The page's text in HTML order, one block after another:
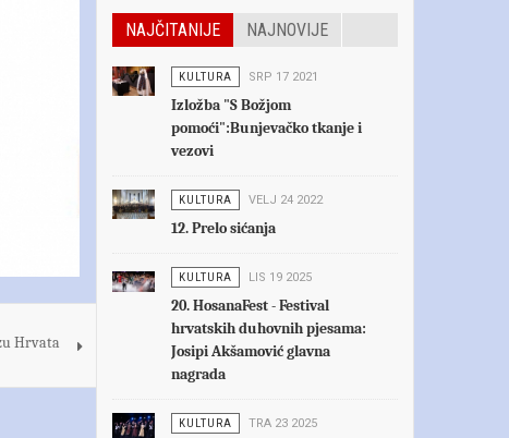
Hrvata
NAJČITANIJE NAJNOVIJE
KULTURA SRP 17 2021
Izložba "S Božjom
pomoći":Bunjevačko tkanje i
vezovi
KULTURA VELJ 24 2022
12. Prelo sićanja
KULTURA LIS 19 2025
20. HosanaFest - Festival
hrvatskih duhovnih pjesama:
Josipi Akšamović glavna
nagrada
KULTURA TRA 23 2025